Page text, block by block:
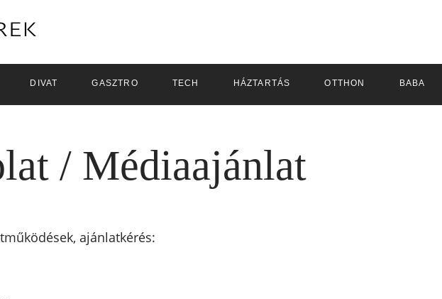
DIVAT GASZTRO TECH HÁZTARTÁS OTTHON BABA
/ Médiaajánlat
ajánlatkérés: